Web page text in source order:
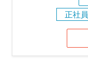
正社員